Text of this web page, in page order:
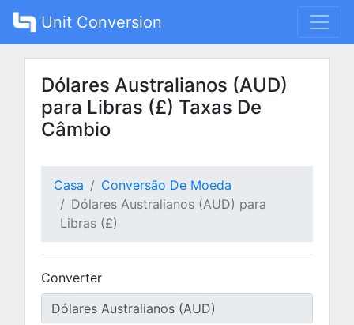
Unit Conversion
Dólares Australianos (AUD)
para Libras (£) Taxas De
Câmbio
Casa
Conversão De Moeda
Dólares Australianos (AUD) para
Libras (£)
Converter